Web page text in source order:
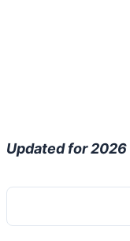
Updated for 2026